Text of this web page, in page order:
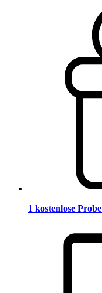
1 kostenlose Probe